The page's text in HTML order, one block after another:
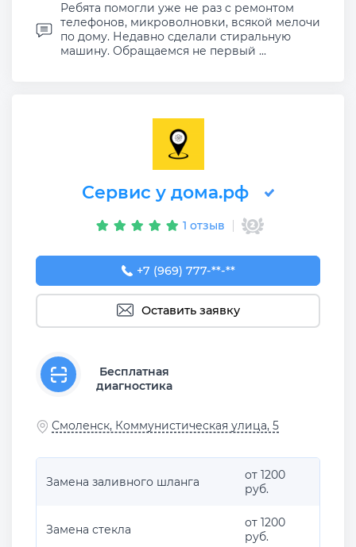
Ребята помогли уже не раз с ремонтом
телефонов, микроволновки, всякой мелочи
по дому. Недавно сделали стиральную
машину. Обращаемся не первый ...
Сервис у дома.рф
1 отзыв
+7 (969) 777-50-55
+7 (969) 777-**-**
Оставить заявку
Бесплатная
диагностика
Смоленск, Коммунистическая улица, 5
Замена заливного шланга
от 1200
руб.
Замена стекла
от 1200
руб.